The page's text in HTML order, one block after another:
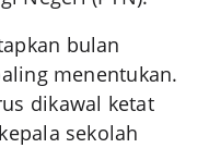
bulan
menentukan.
dikawal ketat
sekolah